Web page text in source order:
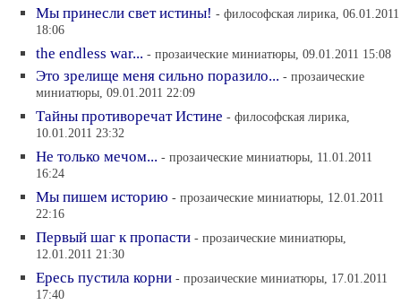
Мы принесли свет истины! - философская лирика, 06.01.2011
18:06
the endless war... - прозаические миниатюры, 09.01.2011 15:08
Это зрелище меня сильно поразило... - прозаические
миниатюры, 09.01.2011 22:09
Тайны противоречат Истине - философская лирика,
10.01.2011 23:32
Не только мечом... - прозаические миниатюры, 11.01.2011
16:24
Мы пишем историю - прозаические миниатюры, 12.01.2011
22:16
Первый шаг к пропасти - прозаические миниатюры,
12.01.2011 21:30
Ересь пустила корни - прозаические миниатюры, 17.01.2011
17:40